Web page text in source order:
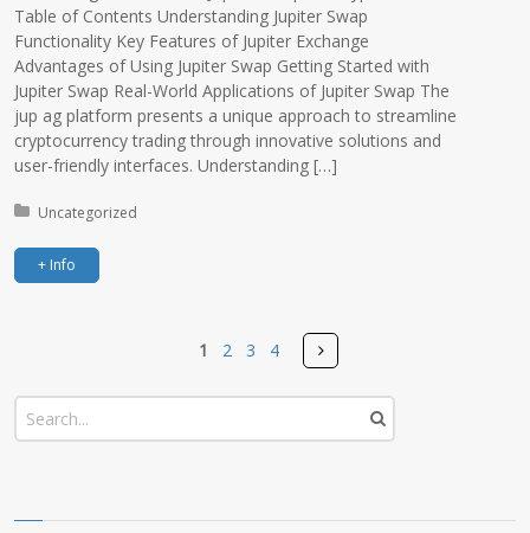
Table of Contents Understanding Jupiter Swap
Functionality Key Features of Jupiter Exchange
Advantages of Using Jupiter Swap Getting Started with
Jupiter Swap Real-World Applications of Jupiter Swap The
jup ag platform presents a unique approach to streamline
cryptocurrency trading through innovative solutions and
user-friendly interfaces. Understanding […]
Posted in:
Uncategorized
+ Info
Pages
1 2 3 4 Next